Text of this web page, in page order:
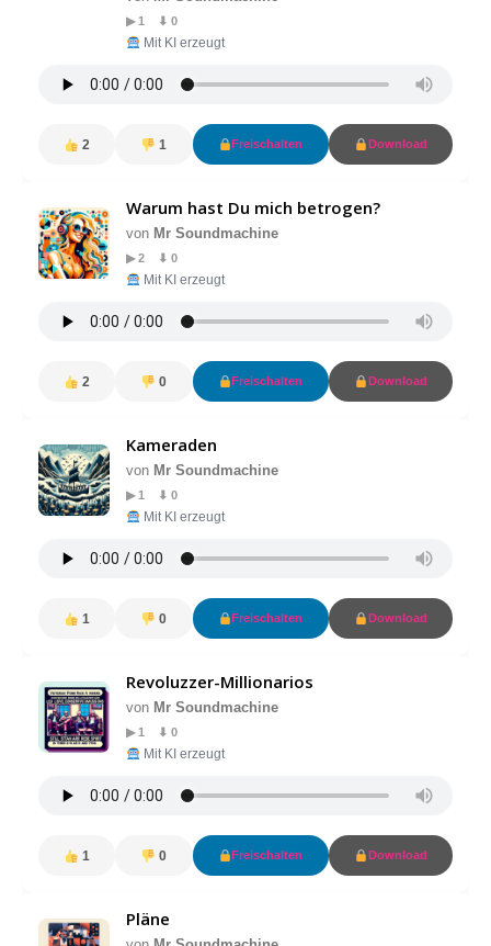
▶ 1 ⬇ 0
Mit KI erzeugt
2 1 Freischalten Download
Warum hast Du mich betrogen?
von Mr Soundmachine
▶ 2 ⬇ 0
Mit KI erzeugt
2 0 Freischalten Download
Kameraden
von Mr Soundmachine
▶ 1 ⬇ 0
Mit KI erzeugt
1 0 Freischalten Download
Revoluzzer-Millionarios
von Mr Soundmachine
▶ 1 ⬇ 0
Mit KI erzeugt
1 0 Freischalten Download
Pläne